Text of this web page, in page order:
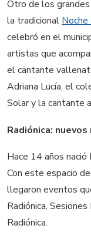
Otro de los
la tradicional Noche
celebró en el
artistas que
el cantante
Adriana Lucía, el
Solar y la cantante
Radiónica: nuevos
Hace 14 años nació
Con este espacio
llegaron eventos
Radiónica, Sesiones
Radiónica.